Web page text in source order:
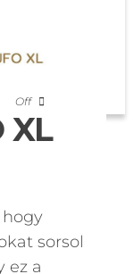
Off
XL
hogy
sorsol
ez a